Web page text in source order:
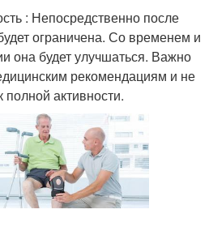
: Непосредственно после
ограничена. Со временем и
она будет улучшаться. Важно
рекомендациям и не
активности.